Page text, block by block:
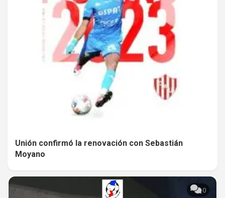
Unión confirmó la renovación con Sebastián
Moyano
0